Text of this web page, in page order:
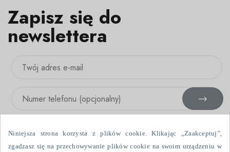
Zapisz się do
newslettera
Niniejsza strona korzysta z plików cookie. Klikając „Zaakceptuj”,
zgadzasz się na przechowywanie plików cookie na swoim urządzeniu w